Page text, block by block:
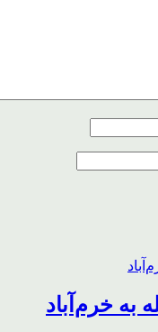
به خرم‌آباد